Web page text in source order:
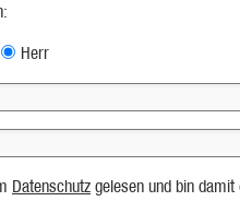
Herr
Datenschutz gelesen und bin